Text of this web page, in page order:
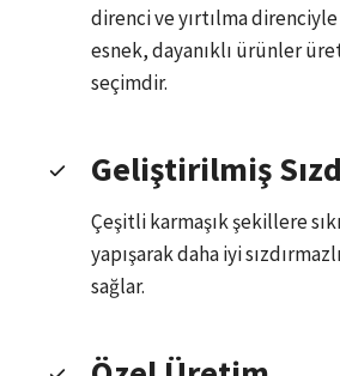
direnci ve yırtılma direnciyle
esnek, dayanıklı ürünler
seçimdir.
Geliştirilmiş
Çeşitli karmaşık şekillere
yapışarak daha iyi
sağlar.